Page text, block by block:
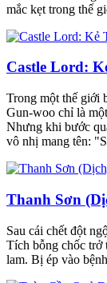
mắc kẹt trong thế
Castle Lord:
Trong một thế giới
Gun-woo chỉ là
Nhưng khi bước
vô nhị mang tên:
Thanh Sơn
Sau cái chết đột
Tích bỗng chốc trở
lam. Bị ép vào